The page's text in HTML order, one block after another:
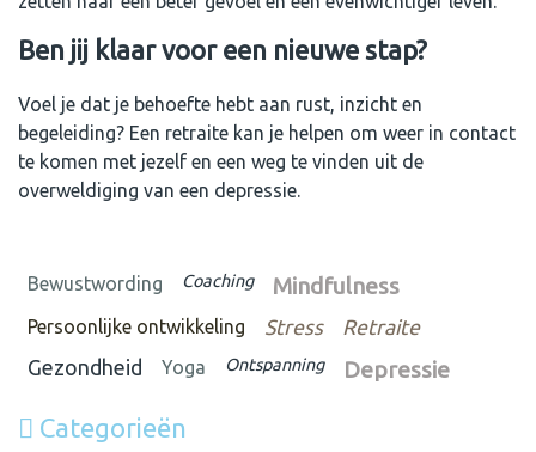
Ben jij klaar voor een nieuwe stap?
Voel je dat je behoefte hebt aan rust, inzicht en
begeleiding? Een retraite kan je helpen om weer in contact
te komen met jezelf en een weg te vinden uit de
overweldiging van een depressie.
Bewustwording Coaching Mindfulness
Persoonlijke ontwikkeling Stress
Retraite
Gezondheid
Yoga Ontspanning Depressie
Categorieën